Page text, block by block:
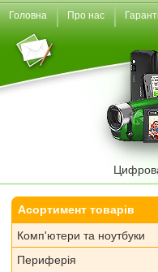
Головна Про нас
Асортимент товарів
Комп'ютери та ноутбуки
Периферія